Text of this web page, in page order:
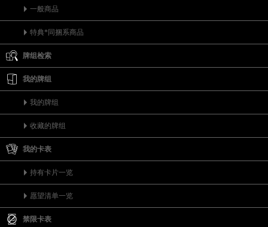
一般商品
特典*同捆系商品
牌组检索
我的牌组
我的牌组
收藏的牌组
我的卡表
持有卡片一览
愿望清单一览
禁限卡表